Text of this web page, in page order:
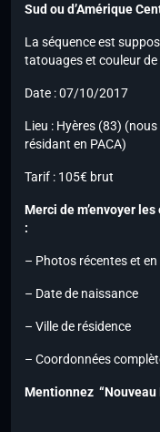
Sud ou d’Amérique
La séquence est
tatouages et couleur
Date : 07/10/2017
Lieu : Hyères (83)
résidant en PACA)
Tarif : 105€ brut
Merci de m’envoyer
:
– Photos récentes et
– Date de naissance
– Ville de résidence
– Coordonnées
Mentionnez “Nouveau